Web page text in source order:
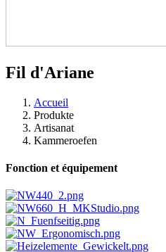
Fil d'Ariane
Accueil
Produkte
Artisanat
Kammeroefen
Fonction et équipement